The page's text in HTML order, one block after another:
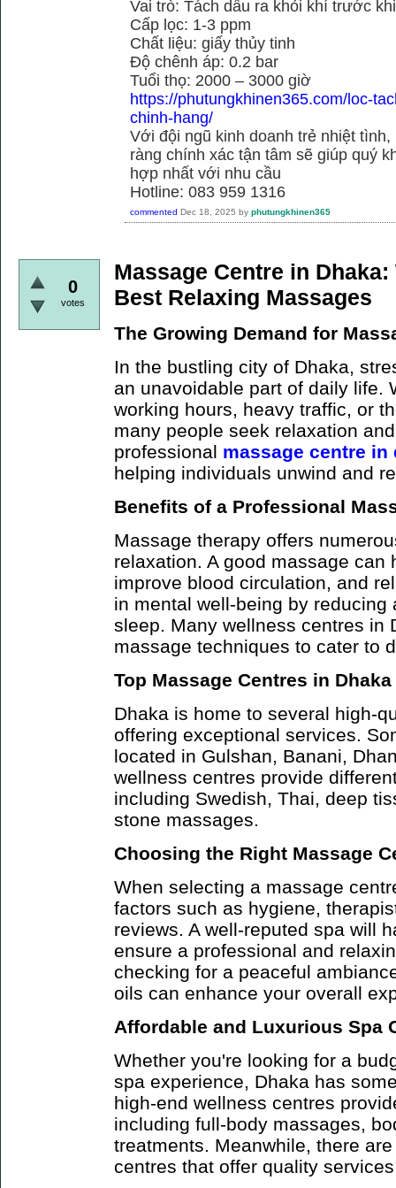
Vai trò: Tách dầu ra khỏi khí trước
Cấp lọc: 1-3 ppm
Chất liệu: giấy thủy tinh
Độ chênh áp: 0.2 bar
Tuổi thọ: 2000 – 3000 giờ
https://phutungkhinen365.com/loc-
chinh-hang/
Với đội ngũ kinh doanh trẻ nhiệt
ràng chính xác tận tâm sẽ giúp quý
hợp nhất với nhu cầu
Hotline: 083 959 1316
commented Dec 18, 2025 by phutungkhinen365
0
votes
Massage Centre in
Best Relaxing Massages
The Growing Demand for
In the bustling city of Dhaka,
an unavoidable part of daily life.
working hours, heavy traffic, or
many people seek relaxation
professional massage centre in
helping individuals unwind and
Benefits of a Professional
Massage therapy offers
relaxation. A good massage
improve blood circulation, and
in mental well-being by
sleep. Many wellness centres in
massage techniques to cater to
Top Massage Centres in Dhaka
Dhaka is home to several high-
offering exceptional services.
located in Gulshan, Banani,
wellness centres provide
including Swedish, Thai, deep
stone massages.
Choosing the Right Massage
When selecting a massage
factors such as hygiene,
reviews. A well-reputed spa will
ensure a professional and
checking for a peaceful
oils can enhance your overall
Affordable and Luxurious Spa
Whether you're looking for a
spa experience, Dhaka has
high-end wellness centres
including full-body massages,
treatments. Meanwhile, there
centres that offer quality